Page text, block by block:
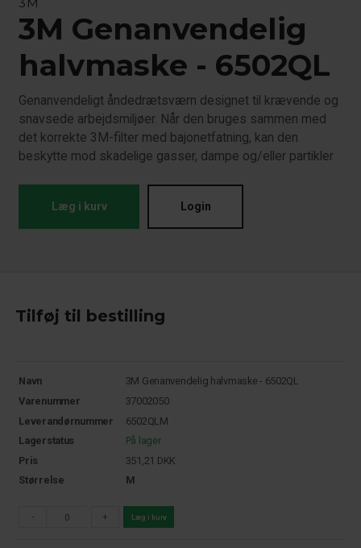
3M Genanvendelig
halvmaske - 6502QL
Genanvendeligt åndedrætsværn designet til krævende og
snavsede arbejdsmiljøer. Når den bruges sammen med
det korrekte 3M-filter med bajonetfatning, kan den
beskytte mod skadelige gasser, dampe og/eller partikler
Læg i kurv Login
Tilføj til bestilling
Navn
3M Genanvendelig halvmaske - 6502QL
Varenummer
37002050
Leverandørnummer
6502QLM
Lagerstatus
På lager
Pris
351,21 DKK
Størrelse
M
- + Læg i kurv